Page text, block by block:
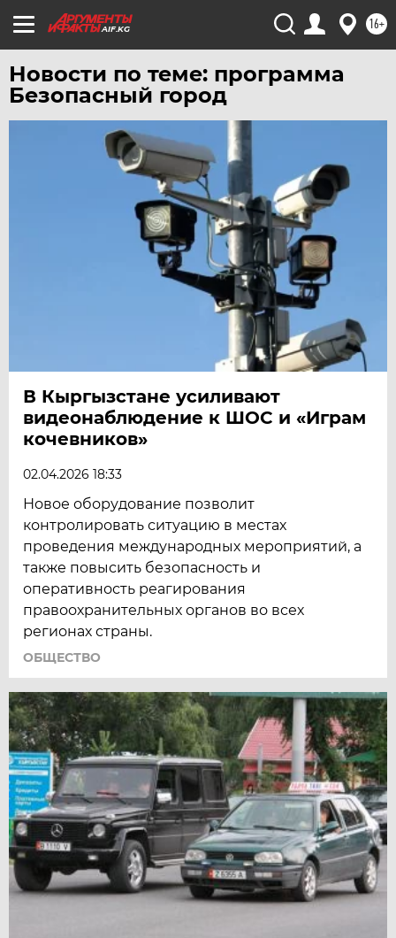
AIF.KG 16+
Новости по теме: программа
Безопасный город
В Кыргызстане усиливают
видеонаблюдение к ШОС и «Играм
кочевников»
02.04.2026 18:33
Новое оборудование позволит
контролировать ситуацию в местах
проведения международных мероприятий, а
также повысить безопасность и
оперативность реагирования
правоохранительных органов во всех
регионах страны.
ОБЩЕСТВО